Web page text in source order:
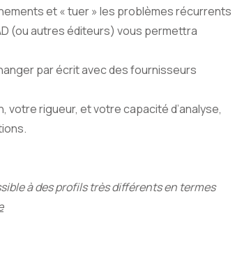
et « tuer » les problèmes récurrents
(ou autres éditeurs) vous permettra
par écrit avec des fournisseurs
rigueur, et votre capacité d’analyse,
à des profils très différents en termes